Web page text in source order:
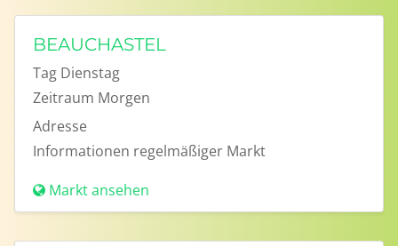
BEAUCHASTEL
Tag Dienstag
Zeitraum Morgen
Adresse
Informationen regelmäßiger Markt
Markt ansehen